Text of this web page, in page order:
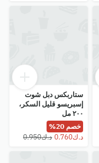
ستاربكس دبل شوت
إسبريسو قليل السكر،
٢٠٠ مل
خصم 20%
⁦د.ك0.950⁩